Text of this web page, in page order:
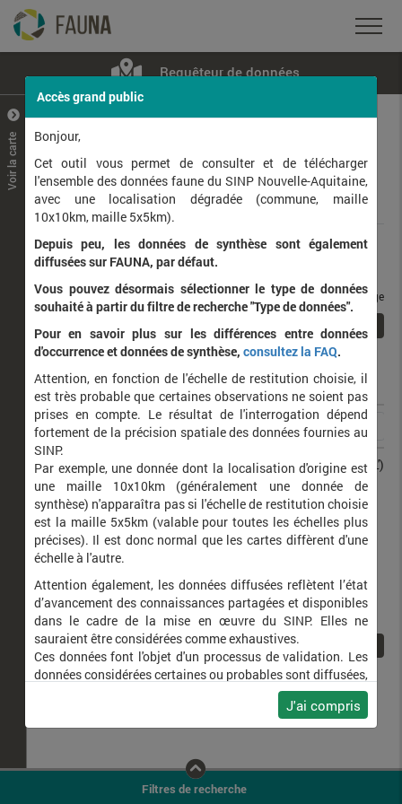
Requêteur de données
+
–
Voir la carte
Données
Rang taxonomique :
Affichage de1à 1sur1
taxons / page
Nom latin Nom vernaculaire
Eupithecia haworthiata Eupithécie de la Clématite (L')
Filtres de recherche
Accès grand public
Bonjour,
Cet outil vous permet de consulter et de télécharger
l'ensemble des données faune du SINP Nouvelle-Aquitaine,
avec une localisation dégradée (commune, maille
10x10km, maille 5x5km).
Depuis peu, les données de synthèse sont également
diffusées sur FAUNA, par défaut.
Vous pouvez désormais sélectionner le type de données
souhaité à partir du filtre de recherche "Type de données".
Pour en savoir plus sur les différences entre données
d'occurrence et données de synthèse, consultez la FAQ.
Attention, en fonction de l'échelle de restitution choisie, il
est très probable que certaines observations ne soient pas
prises en compte. Le résultat de l'interrogation dépend
fortement de la précision spatiale des données fournies au
SINP.
Par exemple, une donnée dont la localisation d'origine est
une maille 10x10km (généralement une donnée de
synthèse) n'apparaîtra pas si l'échelle de restitution choisie
est la maille 5x5km (valable pour toutes les échelles plus
précises). Il est donc normal que les cartes diffèrent d'une
échelle à l'autre.
Attention également, les données diffusées reflètent l’état
d’avancement des connaissances partagées et disponibles
dans le cadre de la mise en œuvre du SINP. Elles ne
sauraient être considérées comme exhaustives.
Ces données font l'objet d'un processus de validation. Les
données considérées certaines ou probables sont diffusées,
ainsi que celles pour lesquelles la méthode n'est pas
J'ai compris